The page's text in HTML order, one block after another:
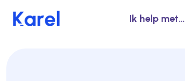
Ik help met…